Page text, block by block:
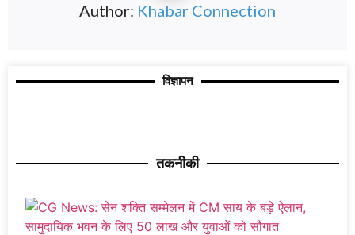
Author: Khabar Connection
विज्ञापन
तकनीकी